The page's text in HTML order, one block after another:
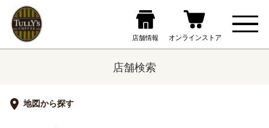
店舗検索
地図から探す